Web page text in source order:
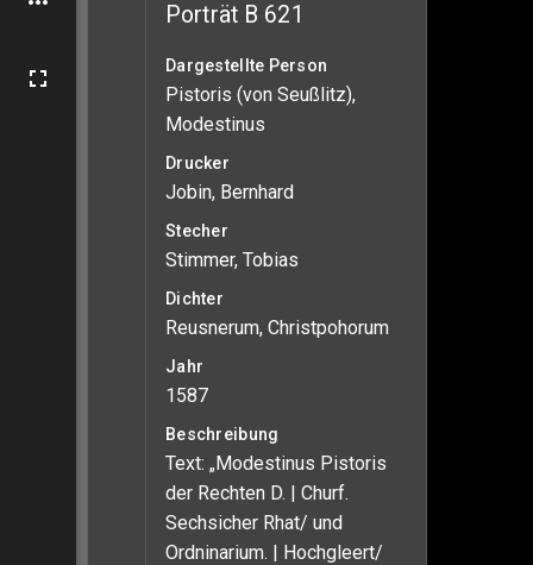
Porträt B 621
Dargestellte Person
Pistoris (von Seußlitz),
Modestinus
Drucker
Jobin, Bernhard
Stecher
Stimmer, Tobias
Dichter
Reusnerum, Christpohorum
Jahr
1587
Beschreibung
Text: „Modestinus Pistoris
der Rechten D. | Churf.
Sechsicher Rhat/ und
Ordninarium. | Hochgleert/